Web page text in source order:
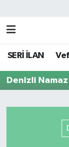
SERİ İLAN
Denizli
Süper Lig